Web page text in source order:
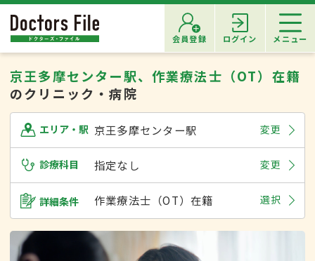
会員登録 ログイン メニュー
京王多摩センター駅、作業療法士（OT）在籍
のクリニック・病院
エリア・駅 京王多摩センター駅 変更
診療科目 指定なし 変更
詳細条件 作業療法士（OT）在籍 選択